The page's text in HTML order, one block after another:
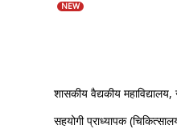
NEW
शासकीय वैद्यकीय
सहयोगी प्राध्यापक